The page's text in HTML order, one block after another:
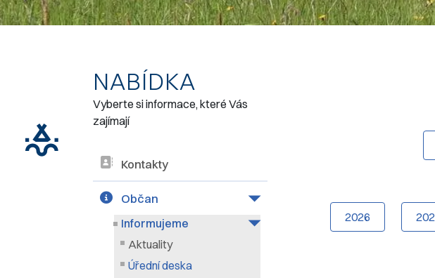
NABÍDKA
Vyberte si informace, které Vás
zajímají
Kontakty
Občan
Informujeme
Aktuality
Úřední deska
2026